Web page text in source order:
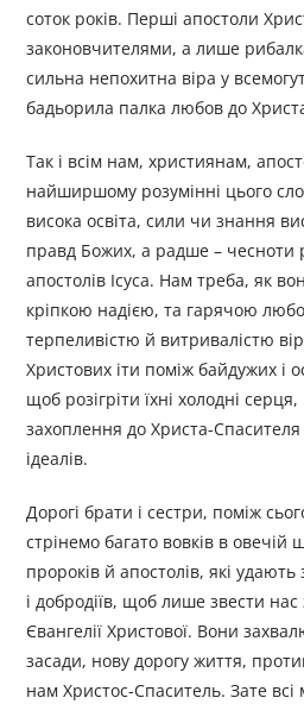
соток років. Перші апостоли
законовчителями, а лише
сильна непохитна віра у
бадьорила палка любов до
Так і всім нам, християнам,
найширшому розумінні цього
висока освіта, сили чи знання
правд Божих, а радше – чесноти
апостолів Ісуса. Нам треба, як
кріпкою надією, та гарячою
терпеливістю й витривалістю
Христових іти поміж байдужих і
щоб розігріти їхні холодні
захоплення до Христа-
ідеалів.
Дорогі брати і сестри, поміж
стрінемо багато вовків в
пророків й апостолів, які
і добродіїв, щоб лише звести нас
Євангелії Христової. Вони
засади, нову дорогу життя,
нам Христос-Спаситель. Зате